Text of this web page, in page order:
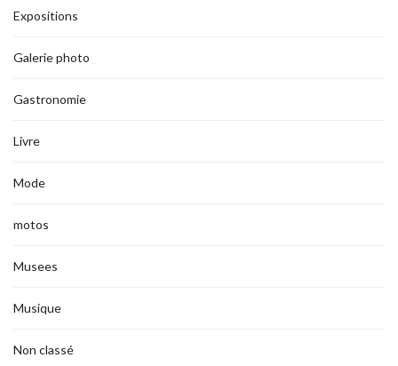
Expositions
Galerie photo
Gastronomie
Livre
Mode
motos
Musees
Musique
Non classé